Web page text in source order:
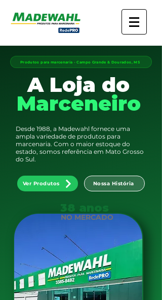
Produtos para marcenaria - Campo Grande & Dourados, MS
A Loja do
Marceneiro
Desde 1988, a Madewahl fornece uma
ampla variedade de produtos para
marcenaria. Com o maior estoque do
estado, somos referência em Mato Grosso
do Sul.
Ver Produtos Nossa História
NO MERCADO
38 anos